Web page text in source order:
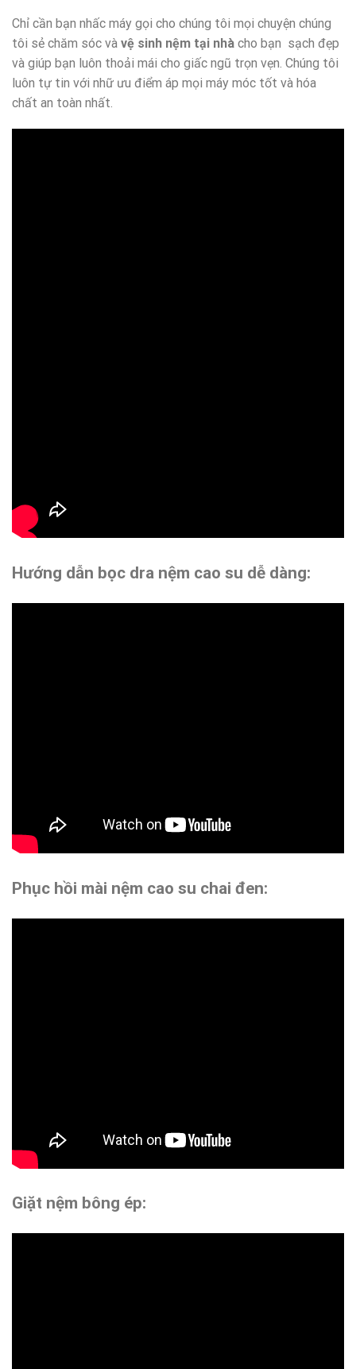
Chỉ cần bạn nhấc máy gọi cho chúng tôi mọi chuyện chúng
tôi sẻ chăm sóc và vệ sinh nệm tại nhà cho bạn sạch đẹp
và giúp bạn luôn thoải mái cho giấc ngũ trọn vẹn. Chúng tôi
luôn tự tin với nhữ ưu điểm áp mọi máy móc tốt và hóa
chất an toàn nhất.
Hướng dẫn bọc dra nệm cao su dễ dàng:
Phục hồi mài nệm cao su chai đen:
Giặt nệm bông ép: